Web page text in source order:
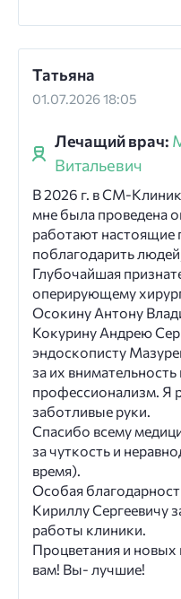
Татьяна
01.07.2026 18:05
Лечащий врач:
Витальевич
В 2026 г. в СМ-
мне была проведена
работают
поблагодарить
Глубочайшая
оперирующему
Осокину Антону
Кокурину Андрею
эндоскописту
за их
профессионализм. Я
заботливые руки.
Спасибо всему
за чуткость и
время).
Особая
Кириллу Сергеевичу
работы клиники.
Процветания и
вам! Вы- лучшие!